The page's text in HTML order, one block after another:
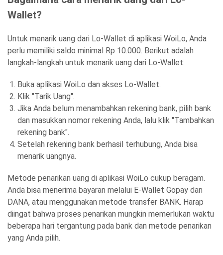
Wallet?
Untuk menarik uang dari Lo-Wallet di aplikasi WoiLo, Anda
perlu memiliki saldo minimal Rp 10.000. Berikut adalah
langkah-langkah untuk menarik uang dari Lo-Wallet:
Buka aplikasi WoiLo dan akses Lo-Wallet.
Klik "Tarik Uang".
Jika Anda belum menambahkan rekening bank, pilih bank
dan masukkan nomor rekening Anda, lalu klik "Tambahkan
rekening bank".
Setelah rekening bank berhasil terhubung, Anda bisa
menarik uangnya.
Metode penarikan uang di aplikasi WoiLo cukup beragam.
Anda bisa menerima bayaran melalui E-Wallet Gopay dan
DANA, atau menggunakan metode transfer BANK. Harap
diingat bahwa proses penarikan mungkin memerlukan waktu
beberapa hari tergantung pada bank dan metode penarikan
yang Anda pilih.